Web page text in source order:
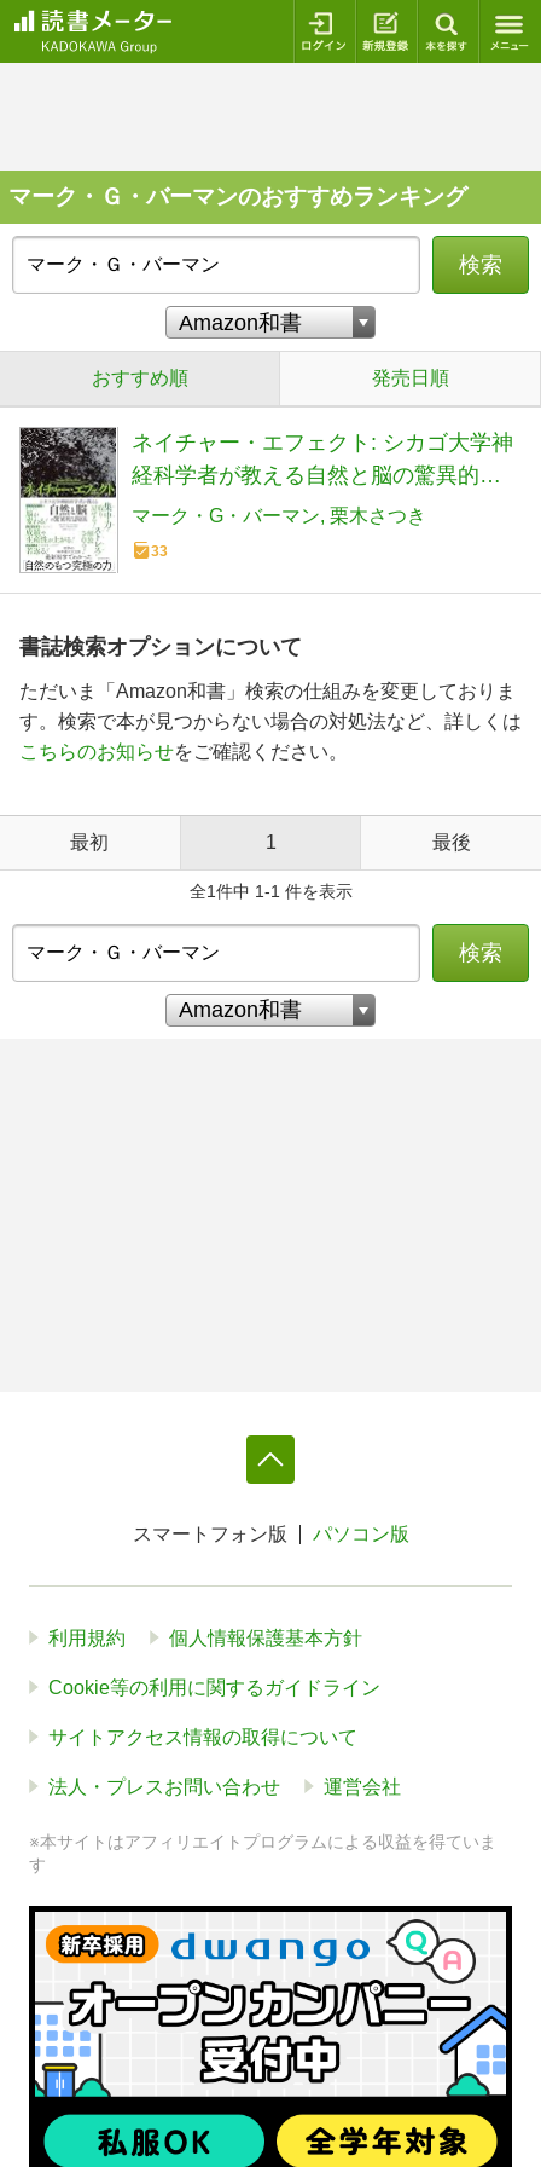
ログイン 新規登録
マーク・Ｇ・バーマンのおすすめランキング
検索
おすすめ順 発売日順
ネイチャー・エフェクト: シカゴ大学神
経科学者が教える自然と脳の驚異的な
関係
マーク・G・バーマン 栗木さつき
33
書誌検索オプションについて
ただいま「Amazon和書」検索の仕組みを変更しておりま
す。検索で本が見つからない場合の対処法など、詳しくは
こちらのお知らせをご確認ください。
最初 1 最後
全1件中 1-1 件を表示
検索
スマートフォン版 パソコン版
利用規約 個人情報保護基本方針
Cookie等の利用に関するガイドライン
サイトアクセス情報の取得について
法人・プレスお問い合わせ 運営会社
※本サイトはアフィリエイトプログラムによる収益を得ていま
す